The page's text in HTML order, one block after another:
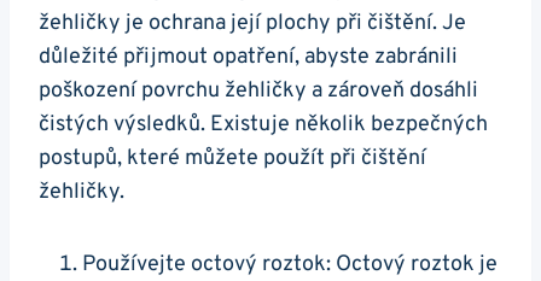
žehličky ‌je ochrana‌ její ‌plochy při‌ čištění. Je
důležité přijmout opatření, abyste⁤ zabránili
⁤poškození povrchu ​žehličky a​ zároveň dosáhli
čistých výsledků. Existuje několik bezpečných
postupů, které můžete použít⁣ při⁢ čištění
žehličky.
Používejte octový roztok: Octový roztok je